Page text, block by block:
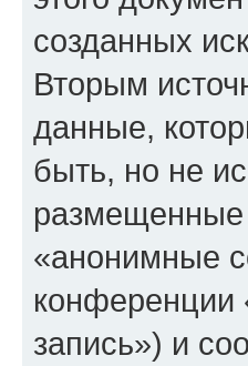
созданных
Вторым
данные,
быть, но не
размещенные
«анонимные
конференции
запись») и